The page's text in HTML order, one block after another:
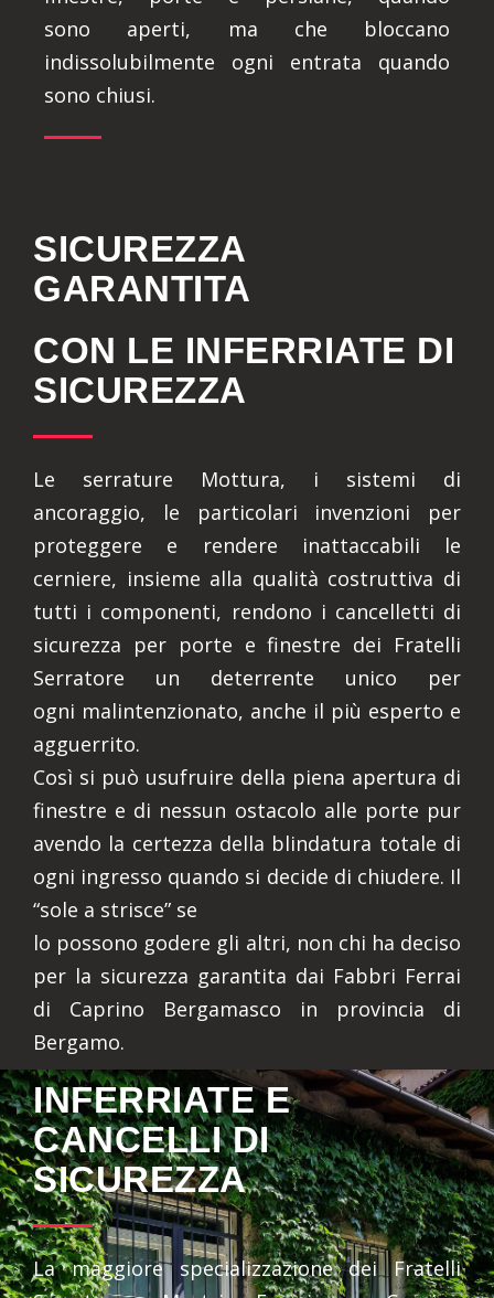
sono aperti, ma che bloccano
indissolubilmente ogni entrata quando
sono chiusi.
SICUREZZA
GARANTITA
CON LE INFERRIATE DI
SICUREZZA
Le serrature Mottura, i sistemi di
ancoraggio, le particolari invenzioni per
proteggere e rendere inattaccabili le
cerniere, insieme alla qualità costruttiva di
tutti i componenti, rendono i cancelletti di
sicurezza per porte e finestre dei Fratelli
Serratore un deterrente unico per
ogni malintenzionato, anche il più esperto e
agguerrito.
Così si può usufruire della piena apertura di
finestre e di nessun ostacolo alle porte pur
avendo la certezza della blindatura totale di
ogni ingresso quando si decide di chiudere. Il
“sole a strisce” se
lo possono godere gli altri, non chi ha deciso
per la sicurezza garantita dai Fabbri Ferrai
di Caprino Bergamasco in provincia di
Bergamo.
INFERRIATE E
CANCELLI DI
SICUREZZA
La maggiore specializzazione dei Fratelli